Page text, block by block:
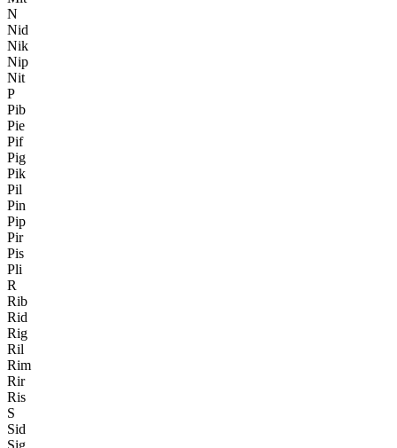
N
Nid
Nik
Nip
Nit
P
Pib
Pie
Pif
Pig
Pik
Pil
Pin
Pip
Pir
Pis
Pli
R
Rib
Rid
Rig
Ril
Rim
Rir
Ris
S
Sid
Sig